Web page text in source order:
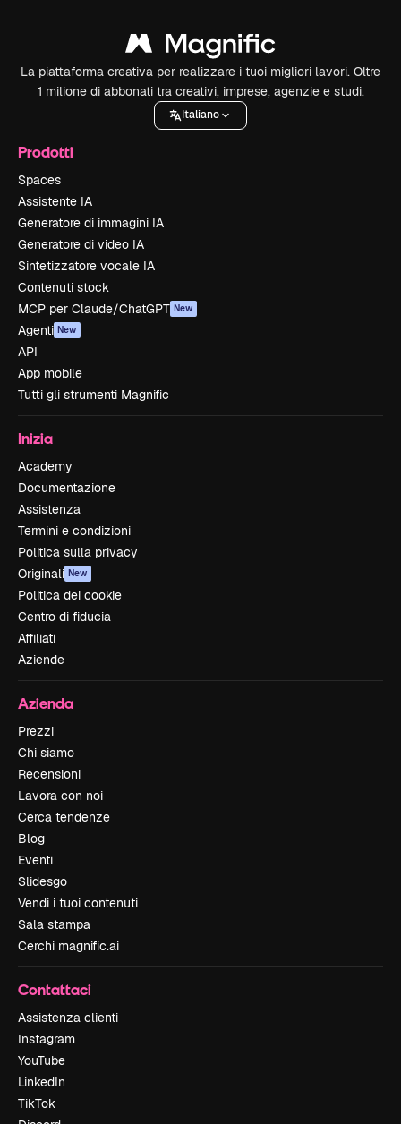
La piattaforma creativa per realizzare i tuoi migliori lavori. Oltre
1 milione di abbonati tra creativi, imprese, agenzie e studi.
Italiano
Prodotti
Spaces
Assistente IA
Generatore di immagini IA
Generatore di video IA
Sintetizzatore vocale IA
Contenuti stock
MCP per Claude/ChatGPT New
Agenti New
API
App mobile
Tutti gli strumenti Magnific
Inizia
Academy
Documentazione
Assistenza
Termini e condizioni
Politica sulla privacy
Originali New
Politica dei cookie
Centro di fiducia
Affiliati
Aziende
Azienda
Prezzi
Chi siamo
Recensioni
Lavora con noi
Cerca tendenze
Blog
Eventi
Slidesgo
Vendi i tuoi contenuti
Sala stampa
Cerchi magnific.ai
Contattaci
Assistenza clienti
Instagram
YouTube
LinkedIn
TikTok